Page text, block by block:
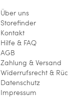
Über uns
Storefinder
Kontakt
Hilfe & FAQ
AGB
Zahlung & Versand
Widerrufsrecht &
Datenschutz
Impressum